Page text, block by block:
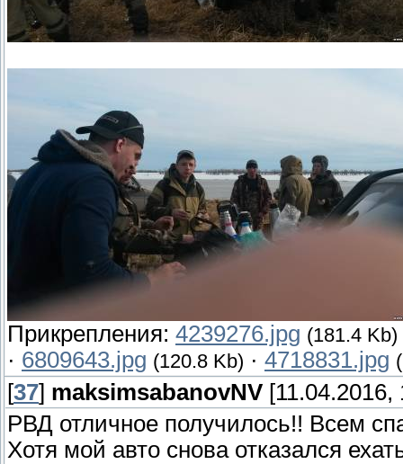
Прикрепления: 4239276.jpg (181.4 Kb)
· 6809643.jpg (120.8 Kb) · 4718831.jpg
[37] maksimsabanovNV [11.04.2016,
РВД отличное получилось!! Всем
Хотя мой авто снова отказался